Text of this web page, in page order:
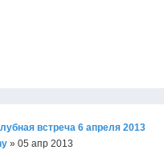
встреча 6 апреля 2013
» 05 апр 2013